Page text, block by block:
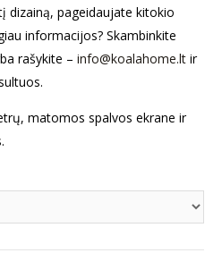
dizainą, pageidaujate kitokio
informacijos? Skambinkite
rašykite – info@koalahome.lt ir
matomos spalvos ekrane ir